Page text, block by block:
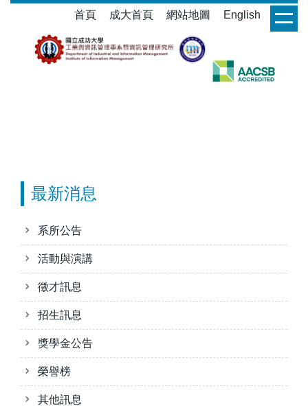
首頁 成大首頁 網站地圖 English login
最新消息
系所公告
活動與演講
徵才訊息
招生訊息
獎學金公告
榮譽榜
其他訊息